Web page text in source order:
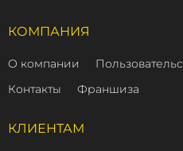
КОМПАНИЯ
О компании
Контакты
Франшиза
КЛИЕНТАМ